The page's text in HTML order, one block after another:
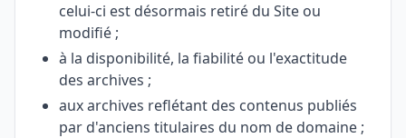
celui-ci est désormais retiré du Site ou
modifié ;
à la disponibilité, la fiabilité ou l'exactitude
des archives ;
aux archives reflétant des contenus publiés
par d'anciens titulaires du nom de domaine ;